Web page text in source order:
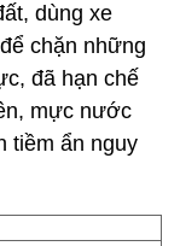
dùng xe
chặn những
đã hạn chế
mực nước
tiềm ẩn nguy